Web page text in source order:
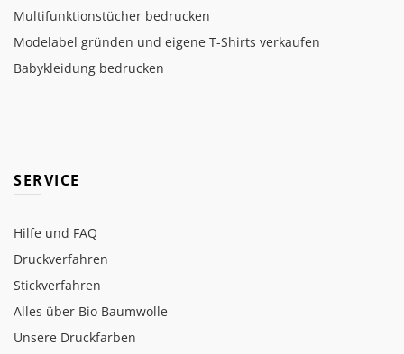
Multifunktionstücher bedrucken
Modelabel gründen und eigene T-Shirts verkaufen
Babykleidung bedrucken
SERVICE
Hilfe und FAQ
Druckverfahren
Stickverfahren
Alles über Bio Baumwolle
Unsere Druckfarben